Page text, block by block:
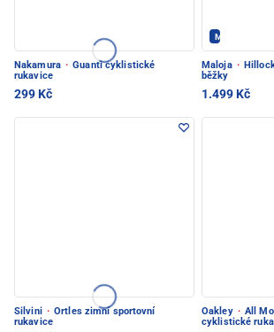
Nakamura · Guanti cyklistické
rukavice
299 Kč
Maloja - PEC
Maloja ·
běžky
1.499 Kč
Silvini · Ortles zimní sportovní
rukavice
Oakley · All
cyklistické